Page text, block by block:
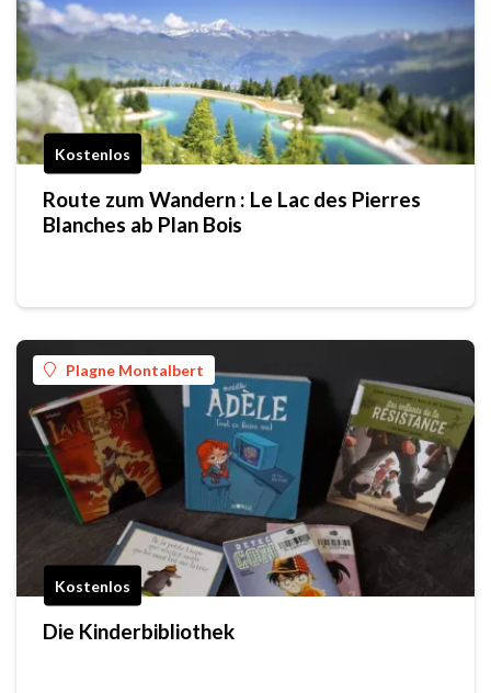
Kostenlos
Route zum Wandern : Le Lac des Pierres
Blanches ab Plan Bois
Plagne Montalbert
Kostenlos
Die Kinderbibliothek